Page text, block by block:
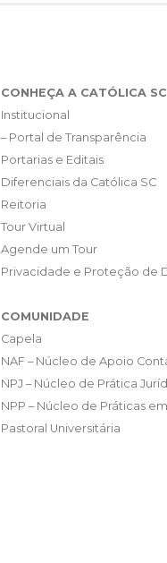
CONHEÇA A CATÓLICA SC
Institucional
– Portal de Transparência
Portarias e Editais
Diferenciais da Católica SC
Reitoria
Tour Virtual
Agende um Tour
Privacidade e Proteção de
COMUNIDADE
Capela
NAF – Núcleo de Apoio
NPJ – Núcleo de Prática
NPP – Núcleo de Práticas
Pastoral Universitária